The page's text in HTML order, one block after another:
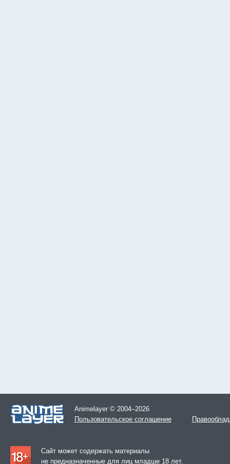
Animelayer © 2004–2026
Пользовательское соглашение
Сайт может содержать материалы
не предназначенные для лиц младше 18 лет.